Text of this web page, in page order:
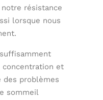
résistance
lorsque nous
concentration et
des problèmes
sommeil